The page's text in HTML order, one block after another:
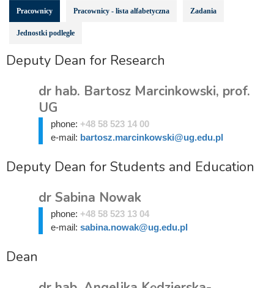
Pracownicy Pracownicy - lista alfabetyczna Zadania
Jednostki podległe
Deputy Dean for Research
dr hab. Bartosz Marcinkowski, prof.
UG
phone: +48 58 523 14 00
e-mail: bartosz.marcinkowski@ug.edu.pl
Deputy Dean for Students and Education
dr Sabina Nowak
phone: +48 58 523 13 04
e-mail: sabina.nowak@ug.edu.pl
Dean